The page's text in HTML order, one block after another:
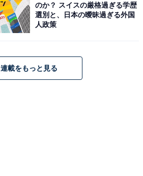
のか？ スイスの厳格過ぎる学歴
選別と、日本の曖昧過ぎる外国
人政策
連載をもっと見る